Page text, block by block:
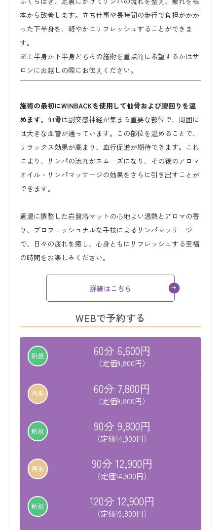
本から改善します。立ち仕事や長時間の歩行で負担がかか
った下半身を、軽やかにリフレッシュすることができま
す。
※上半身か下半身どちらの施術を重点的に希望するかはサ
ロンにお越しの際にお伝えください。
施術の最初にWINBACKを使用して仙骨および腰回りを温
めます。 仙骨は副交感神経が集まる重要な部位で、周囲に
は大きな血管が通っています。この部位を温めることで、
リラックス効果が高まり、血行促進が期待できます。これ
により、リンパの流れがスムーズになり、その後のアロマ
オイル・リンパマッサージの効果をさらに引き出すことが
できます。
適温に調整した岩盤浴マットの心地よい温熱とアロマの香
り、プロフェッショナルな手技によるリンパマッサージ
で、日々の疲れを癒し、心身ともにリフレッシュする至福
の時間をお楽しみください。
詳細はこちら
WEBで予約する
新規 60分 6,600円
（定価9,800円）
再来 60分 7,800円
（定価9,800円）
新規 90分 9,800円
（定価14,900円）
再来 90分 12,900円
（定価14,900円）
新規 120分 12,900円
（定価19,800円）